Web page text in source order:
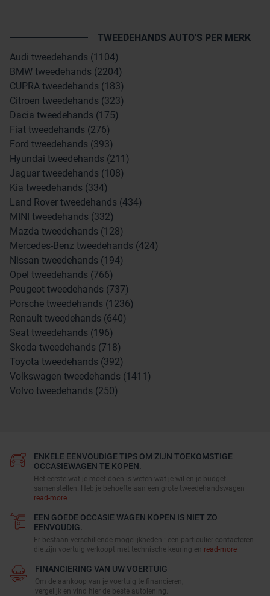
TWEEDEHANDS AUTO'S PER MERK
Audi tweedehands (1104)
BMW tweedehands (2204)
CUPRA tweedehands (183)
Citroen tweedehands (323)
Dacia tweedehands (175)
Fiat tweedehands (276)
Ford tweedehands (393)
Hyundai tweedehands (211)
Jaguar tweedehands (108)
Kia tweedehands (334)
Land Rover tweedehands (434)
MINI tweedehands (332)
Mazda tweedehands (128)
Mercedes-Benz tweedehands (424)
Nissan tweedehands (194)
Opel tweedehands (766)
Peugeot tweedehands (737)
Porsche tweedehands (1236)
Renault tweedehands (640)
Seat tweedehands (196)
Skoda tweedehands (718)
Toyota tweedehands (392)
Volkswagen tweedehands (1411)
Volvo tweedehands (250)
ENKELE EENVOUDIGE TIPS OM ZIJN TOEKOMSTIGE
OCCASIEWAGEN TE KOPEN.
Het eerste wat je moet doen is weten wat je wil en je budget
samenstellen. Heb je behoefte aan een grote tweedehandswagen
read-more
EEN GOEDE OCCASIE WAGEN KOPEN IS NIET ZO
EENVOUDIG.
Er bestaan verschillende mogelijkheden : een particulier contacteren
die zijn voertuig verkoopt met technische keuring en read-more
FINANCIERING VAN UW VOERTUIG
Om de aankoop van je voertuig te financieren,
vergelijk en vind hier de beste autolening.